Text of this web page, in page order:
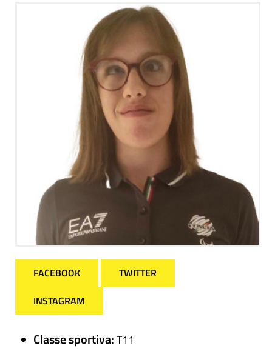
FACEBOOK
TWITTER
INSTAGRAM
Classe sportiva:T11